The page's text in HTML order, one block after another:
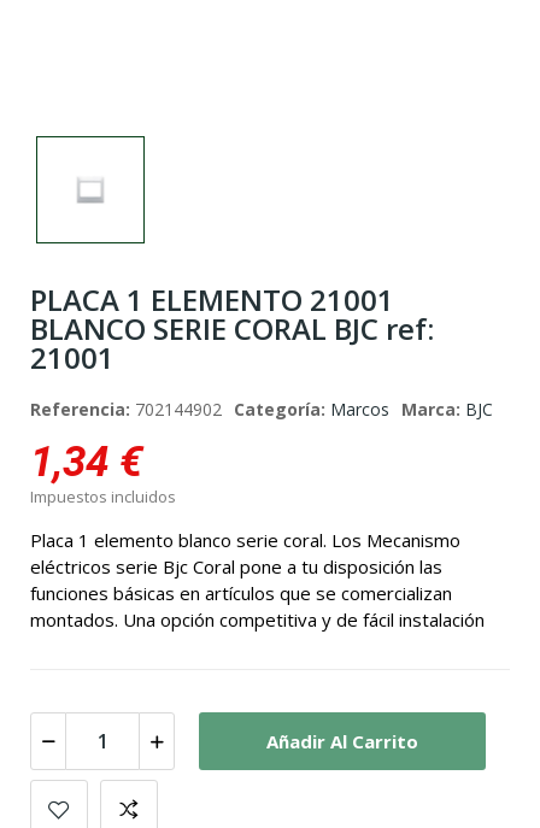
PLACA 1 ELEMENTO 21001
BLANCO SERIE CORAL BJC ref:
21001
Referencia: 702144902 Categoría: Marcos Marca: BJC
1,34 €
Impuestos incluidos
Placa 1 elemento blanco serie coral. Los Mecanismo
eléctricos serie Bjc Coral pone a tu disposición las
funciones básicas en artículos que se comercializan
montados. Una opción competitiva y de fácil instalación
Añadir Al Carrito